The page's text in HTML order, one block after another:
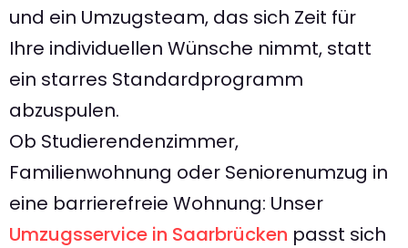
und ein Umzugsteam, das sich Zeit für
Ihre individuellen Wünsche nimmt, statt
ein starres Standardprogramm
abzuspulen.
Ob Studierendenzimmer,
Familienwohnung oder Seniorenumzug in
eine barrierefreie Wohnung: Unser
Umzugsservice in Saarbrücken passt sich